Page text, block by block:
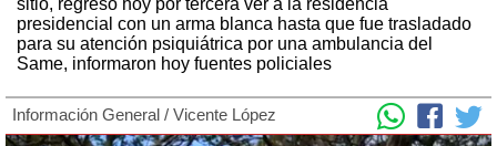
presidencial con un arma blanca hasta que fue trasladado
para su atención psiquiátrica por una ambulancia del
Same, informaron hoy fuentes policiales
Información General / Vicente López